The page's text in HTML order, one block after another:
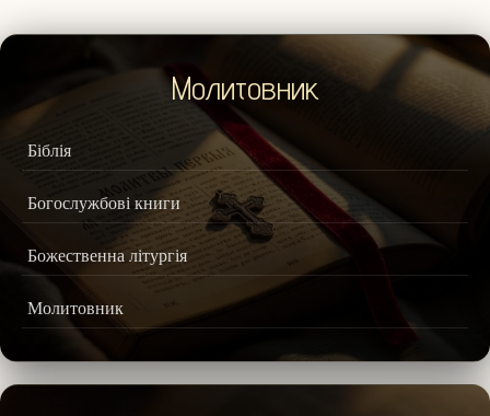
Молитовник
Біблія
Богослужбові книги
Божественна літургія
Молитовник